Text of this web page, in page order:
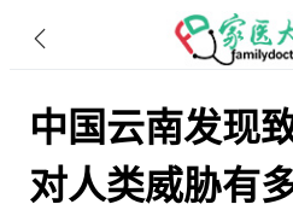
中国云南发现
对人类威胁有